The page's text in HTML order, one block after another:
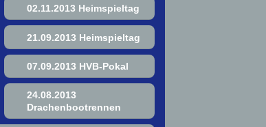
02.11.2013 Heimspieltag
21.09.2013 Heimspieltag
07.09.2013 HVB-Pokal
24.08.2013
Drachenbootrennen